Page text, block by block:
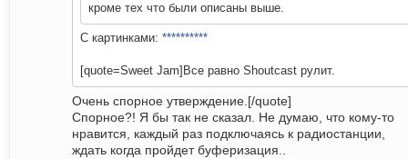
кроме тех что были описаны выше.
С картинками: **********
[quote=Sweet Jam]Все равно Shoutcast рулит.
Очень спорное утверждение.[/quote]
Спорное?! Я бы так не сказал. Не думаю, что кому-то
нравится, каждый раз подключаясь к радиостанции,
ждать когда пройдет буферизация..